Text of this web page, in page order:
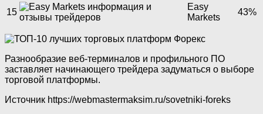
15
Easy
Markets
43%
Разнообразие веб-терминалов и профильного ПО
заставляет начинающего трейдера задуматься о выборе
торговой платформы.
Источник https://webmastermaksim.ru/sovetniki-foreks